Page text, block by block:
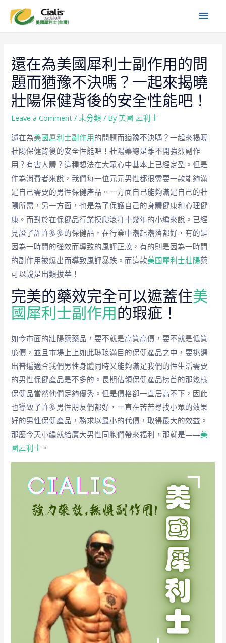
還在為美國犀利士副作用的問
題而猶豫不決嗎？一起來揭曉
壯陽保健背後的安全性能吧！
Leave a Comment / 未分類 / By美國 犀利士
還在為美國犀利士副作用的問題而猶豫不決嗎？一起來揭曉
壯陽保健背後的安全性能吧！壯陽藥總是離不開強烈副作
用？有害人體？這種想法在大眾心中基本上已經定型。但是
作為消費者來說，我們每一位元元男性都很需要一款能夠滿
足自己需要的男性保健產品。一方面自己能夠滿足自己的壯
陽所需，另一方面，也是為了保護自己的身體健康和心理健
康。而對於在保健品行業摸爬滾打十幾年的小編來說。已經
見證了許許多多的保健品，在行業中潮起潮落都好，有的是
因為一時間的強效而導致的風評正茂，有的則是因為一時間
的副作用被爆出而導致風評暴跌。而這款美國犀利士壯陽藥
可以說是出類拔萃！
完美的藥效完全可以遮蓋住美
國犀利士副作用的瑕疵！
如今市面的壯陽藥藥品，要不就是高質高價，要不就是低質
廉價，並且市場上上如此琳琅滿目的保健產品之中，要挑選
出普遍適合我們男性身體同時又能夠滿足我們的性生活需要
的男性保健產品是不多的。長期佔領保健產品榜首的那幾樣
保健品當然他們足夠優秀。但是價格卻一直居高不下，因此
也導致了許多男性朋友們都好，一直在苦苦尋找小眾的效果
好的男性保健產品，務求以最小的代價，取得最大的效益。
那麼今天小編就給廣大男性同胞們帶來福利，那就是——美
國犀利士 。